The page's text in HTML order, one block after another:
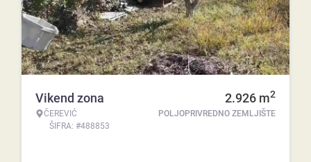
Vikend zona
ČEREVIĆ
ŠIFRA: #488853
2.926 m2
POLJOPRIVREDNO ZEMLJIŠTE